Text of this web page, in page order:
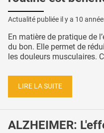
Actualité publiée il y a 10
En matière de pratique de
du bon. Elle permet de
les douleurs musculaires.
LIRE LA SUITE
ALZHEIMER: